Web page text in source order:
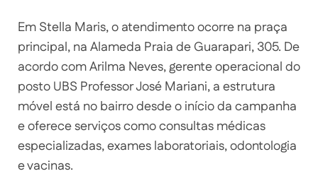
Em Stella Maris, o atendimento ocorre na praça
principal, na Alameda Praia de Guarapari, 305. De
acordo com Arilma Neves, gerente operacional do
posto UBS Professor José Mariani, a estrutura
móvel está no bairro desde o início da campanha
e oferece serviços como consultas médicas
especializadas, exames laboratoriais, odontologia
e vacinas.